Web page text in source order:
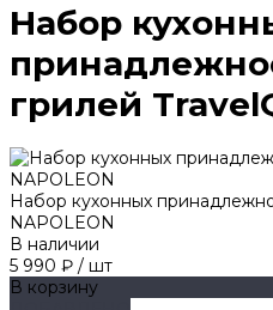
Набор
грилей
Набор кухонных
NAPOLEON
В наличии
5 990 ₽ / шт
В корзину